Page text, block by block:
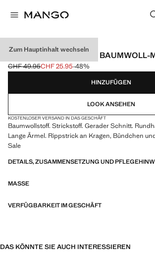
Zum Hauptinhalt wechseln
BASIC-PULLOVER AUS BAUMWOLL-
Ausgangspreis durchgestrichen [CHF 49.95 ]
CHF 49.95
Aktueller Preis [CHF 25.95 ]
CHF 25.95-48%
Wählen Sie eine Farbe
HINZUFÜGEN
LOOK ANSEHEN
KOSTENLOSER VERSAND IN DAS GESCHÄFT
Baumwollstoff. Strickstoff. Gerader Schnitt.
Lange Ärmel. Rippstrick an Kragen, Bündchen
Sale
DETAILS, ZUSAMMENSETZUNG UND
MASSE
VERFÜGBARKEIT IM GESCHÄFT
DAS KÖNNTE SIE AUCH INTERESSIEREN